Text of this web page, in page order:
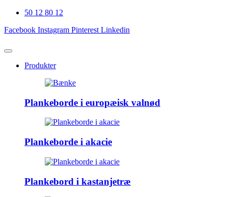
50 12 80 12
Facebook Instagram Pinterest Linkedin
Produkter
Plankeborde i europæisk valnød
Plankeborde i akacie
Plankebord i kastanjetræ